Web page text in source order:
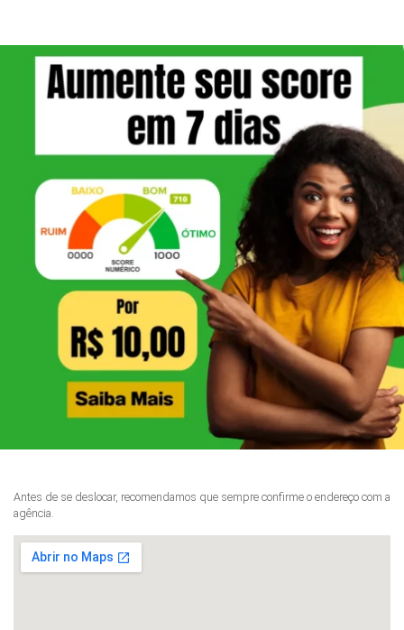
Antes de se deslocar, recomendamos que sempre confirme o endereço com a
agência.